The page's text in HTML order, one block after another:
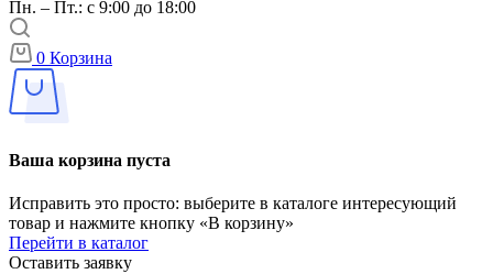
Пн. – Пт.: с 9:00 до 18:00
0 Корзина
Ваша корзина пуста
Исправить это просто: выберите в каталоге интересующий
товар и нажмите кнопку «В корзину»
Перейти в каталог
Оставить заявку